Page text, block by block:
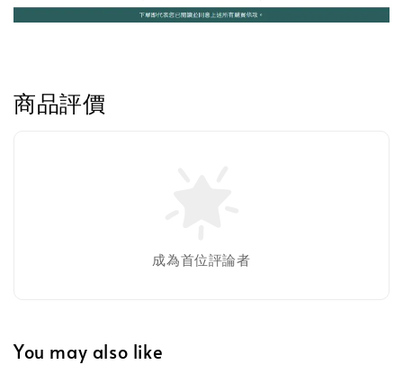
商品評價
成為首位評論者
You may also like